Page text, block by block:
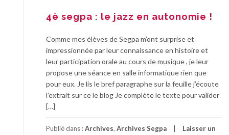
4è segpa : le jazz en autonomie !
Comme mes élèves de Segpa m’ont surprise et
impressionnée par leur connaissance en histoire et
leur participation orale au cours de musique , je leur
propose une séance en salle informatique rien que
pour eux. Je lis le bref paragraphe sur la feuille j’écoute
l’extrait sur ce le blog Je complète le texte pour valider
[…]
Publié dans :Archives, Archives Segpa Laisser un